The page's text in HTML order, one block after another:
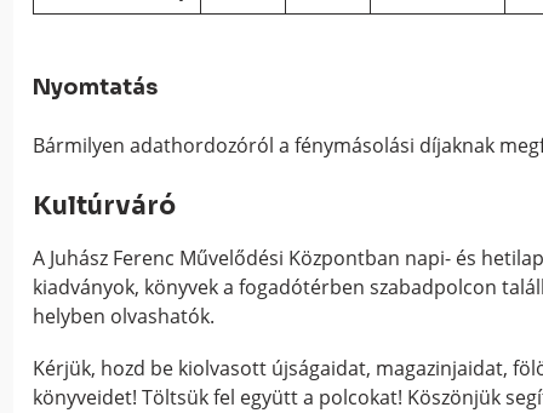
Nyomtatás
Bármilyen adathordozóról a fénymásolási díjaknak
Kultúrváró
A Juhász Ferenc Művelődési Központban napi- és
kiadványok, könyvek a fogadótérben szabadpolcon
helyben olvashatók.
Kérjük, hozd be kiolvasott újságaidat, magazinjaidat,
könyveidet! Töltsük fel együtt a polcokat! Köszönjük